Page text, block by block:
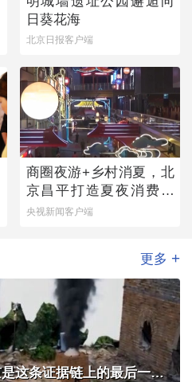
日葵花海
北京日报客户端
商圈夜游+乡村消夏，北
京昌平打造夏夜消费新
图景
央视新闻客户端
更多 +
长城是多烟传烽！“北京是这条证据链上的最后一环”